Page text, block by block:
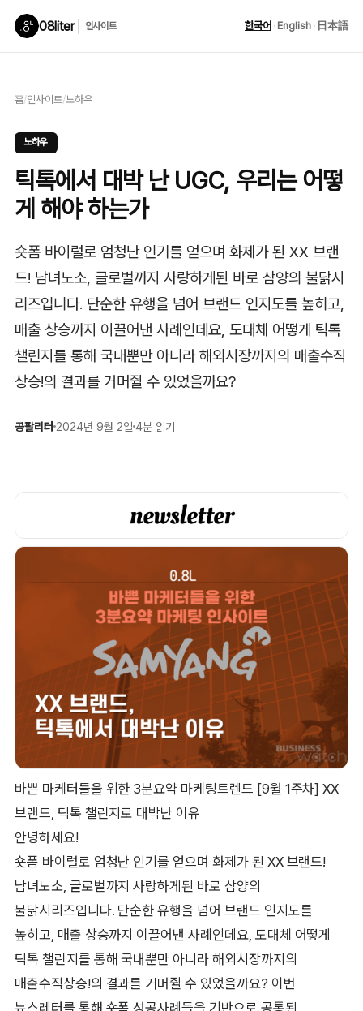
08liter 인사이트 한국어 · English · 日本語
홈/인사이트/노하우
노하우
틱톡에서 대박 난 UGC, 우리는 어떻
게 해야 하는가
숏폼 바이럴로 엄청난 인기를 얻으며 화제가 된 XX 브랜
드! 남녀노소, 글로벌까지 사랑하게된 바로 삼양의 불닭시
리즈입니다. 단순한 유행을 넘어 브랜드 인지도를 높히고,
매출 상승까지 이끌어낸 사례인데요, 도대체 어떻게 틱톡
챌린지를 통해 국내뿐만 아니라 해외시장까지의 매출수직
상승!의 결과를 거머쥘 수 있었을까요?
공팔리터 2024년 9월 2일 4분 읽기
바쁜 마케터들을 위한 3분요약 마케팅트렌드 [9월 1주차] XX
브랜드, 틱톡 챌린지로 대박난 이유
안녕하세요!
숏폼 바이럴로 엄청난 인기를 얻으며 화제가 된 XX 브랜드!
남녀노소, 글로벌까지 사랑하게된 바로 삼양의
불닭시리즈입니다. 단순한 유행을 넘어 브랜드 인지도를
높히고, 매출 상승까지 이끌어낸 사례인데요, 도대체 어떻게
틱톡 챌린지를 통해 국내뿐만 아니라 해외시장까지의
매출수직상승!의 결과를 거머쥘 수 있었을까요? 이번
뉴스레터를 통해 숏폼 성공사례들을 기반으로 공통된